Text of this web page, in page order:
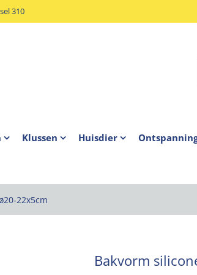
310
Klussen Huisdier
22x5cm
Bakvorm